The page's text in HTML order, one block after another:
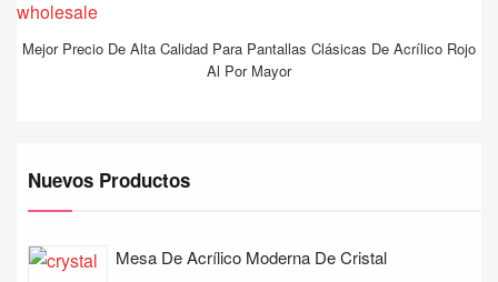
Mejor Precio De Alta Calidad Para Pantallas Clásicas De Acrílico Rojo
Al Por Mayor
Nuevos Productos
Mesa De Acrílico Moderna De Cristal